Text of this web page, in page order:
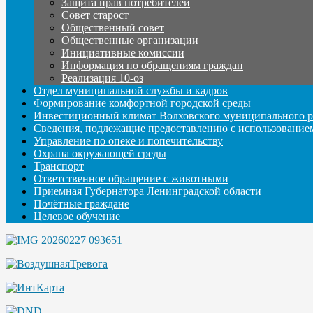
Совет старост
Общественный совет
Общественные организации
Инициативные комиссии
Информация по обращениям граждан
Реализация 10-оз
Отдел муниципальной службы и кадров
Формирование комфортной городской среды
Инвестиционный климат Волховского муниципального
Сведения, подлежащие предоставлению с
Управление по опеке и попечительству
Охрана окружающей среды
Транспорт
Ответственное обращение с животными
Приемная Губернатора Ленинградской области
Почётные граждане
Целевое обучение